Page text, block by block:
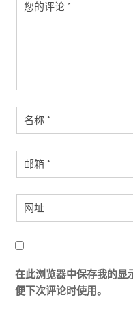
在此浏览器中保存我的显
便下次评论时使用。